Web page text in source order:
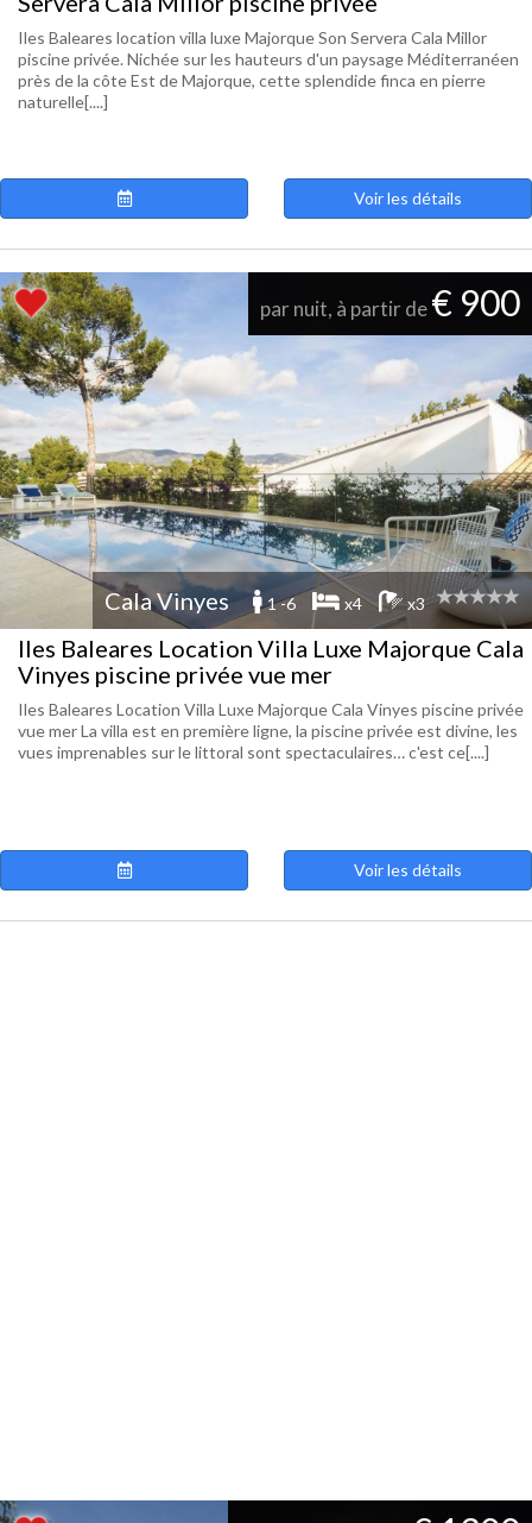
Iles Baleares location villa luxe Majorque Son Servera Cala Millor
piscine privée. Nichée sur les hauteurs d'un paysage Méditerranéen
près de la côte Est de Majorque, cette splendide finca en pierre
naturelle[....]
Voir les détails
par nuit, à partir de€ 900
Cala Vinyes 1 -6 x4 x3
Iles Baleares Location Villa Luxe Majorque Cala
Vinyes piscine privée vue mer
Iles Baleares Location Villa Luxe Majorque Cala Vinyes piscine privée
vue mer La villa est en première ligne, la piscine privée est divine, les
vues imprenables sur le littoral sont spectaculaires… c'est ce[....]
Voir les détails